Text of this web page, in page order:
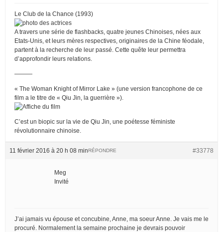
Le Club de la Chance (1993)
A travers une série de flashbacks, quatre jeunes Chinoises, nées aux
Etats-Unis, et leurs mères respectives, originaires de la Chine féodale,
partent à la recherche de leur passé. Cette quête leur permettra
d’approfondir leurs relations.
———
« The Woman Knight of Mirror Lake » (une version francophone de ce
film a le titre de « Qiu Jin, la guerrière »).
C’est un biopic sur la vie de Qiu Jin, une poétesse féministe
révolutionnaire chinoise.
11 février 2016 à 20 h 08 min #33778
RÉPONDRE
Meg
Invité
J’ai jamais vu épouse et concubine, Anne, ma soeur Anne. Je vais me le
procuré. Normalement la semaine prochaine je devrais pouvoir